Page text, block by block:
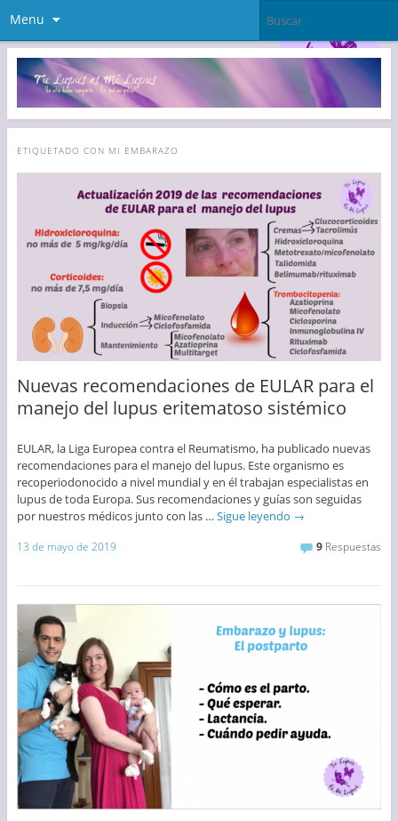
Menu
ETIQUETADO CON MI EMBARAZO
Nuevas recomendaciones de EULAR para el
manejo del lupus eritematoso sistémico
EULAR, la Liga Europea contra el Reumatismo, ha publicado nuevas
recomendaciones para el manejo del lupus. Este organismo es
recoperiodonocido a nivel mundial y en él trabajan especialistas en
lupus de toda Europa. Sus recomendaciones y guías son seguidas
por nuestros médicos junto con las … Sigue leyendo →
13 de mayo de 2019 9 Respuestas